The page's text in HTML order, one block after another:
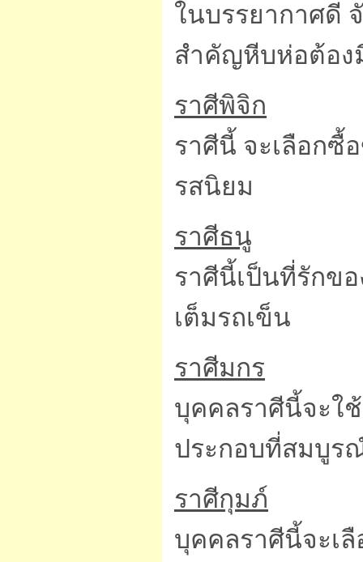
ในบรรยากาศดี
สำคัญหีบห่อต้อง
ราศีพิจิก
ราศีนี้ จะเลือกซื้
รสนิยม
ราศีธนู
ราศีนี้เป็นที่รักข
เต็มรถเข็น
ราศีมกร
บุคคลราศีนี้จะใ
ประกอบที่สมบูร
ราศีกุมภ์
บุคคลราศีนี้จะเ